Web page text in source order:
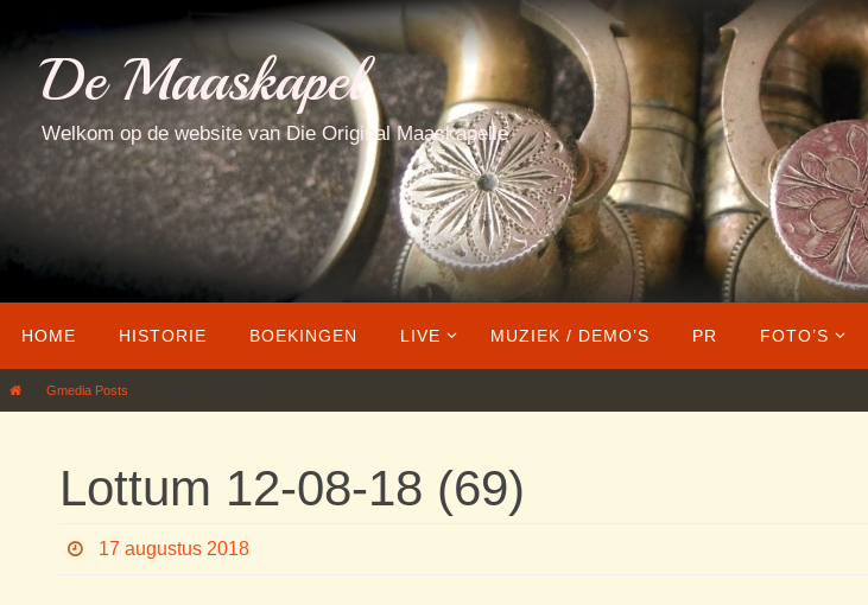
inhoudDe Maaskapel
Welkom op de website van Die Original Maaskapelle
naar
de
HOME HISTORIE BOEKINGEN LIVE MUZIEK / DEMO’S PR FOTO’S
HomeGmedia Posts
Lottum 12-08-18 (69)
17 augustus 2018